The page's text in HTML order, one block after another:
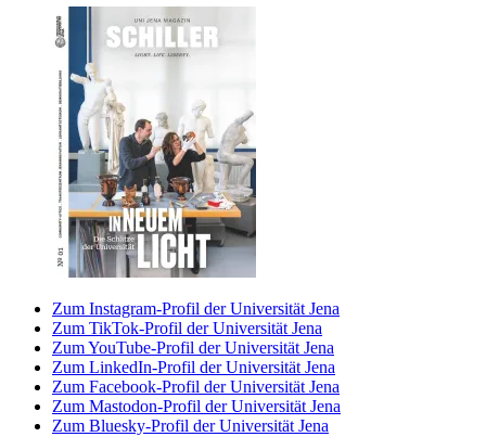
Zum Instagram-Profil der Universität Jena
Zum TikTok-Profil der Universität Jena
Zum YouTube-Profil der Universität Jena
Zum LinkedIn-Profil der Universität Jena
Zum Facebook-Profil der Universität Jena
Zum Mastodon-Profil der Universität Jena
Zum Bluesky-Profil der Universität Jena